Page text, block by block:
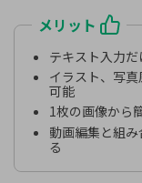
メリット
テキスト入力
イラスト、写
可能
1枚の画像から
動画編集と組
る